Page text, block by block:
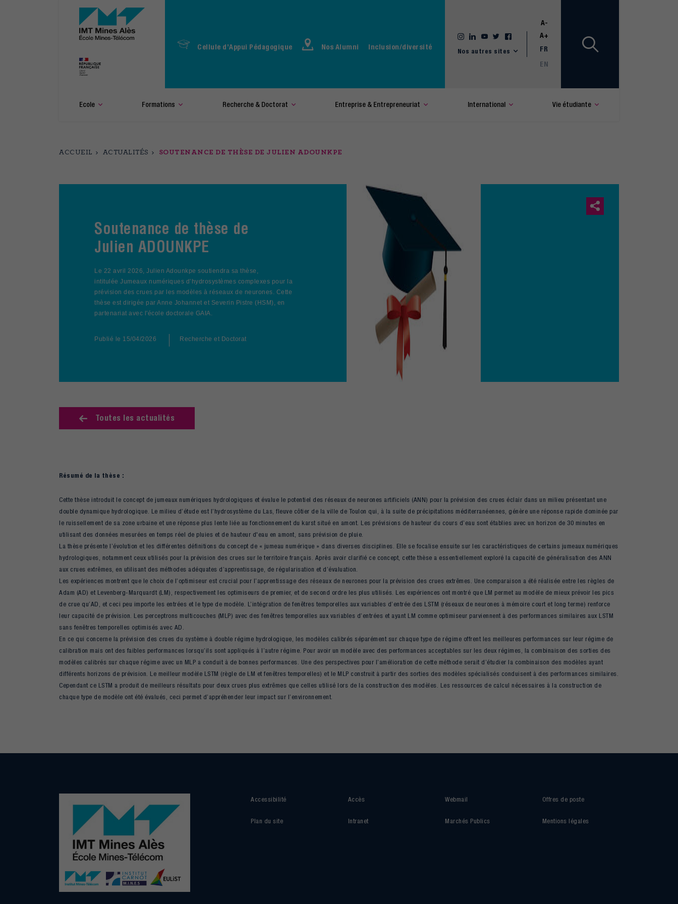
Cellule d’Appui Pédagogique Nos Alumni Inclusion/diversité
Nos autres sites
A-
A+
FR
EN
Ecole Formations Recherche & Doctorat Entreprise & Entrepreneuriat International Vie étudiante
ACCUEIL ACTUALITÉS SOUTENANCE DE THÈSE DE JULIEN ADOUNKPE
Soutenance de thèse de
Julien ADOUNKPE
Le 22 avril 2026, Julien Adounkpe soutiendra sa thèse,
intitulée Jumeaux numériques d’hydrosystèmes complexes pour la
prévision des crues par les modèles à réseaux de neurones. Cette
thèse est dirigée par Anne Johannet et Severin Pistre (HSM), en
partenariat avec l'école doctorale GAIA.
Publié le 15/04/2026 Recherche et Doctorat
Toutes les actualités
Résumé de la thèse :
Cette thèse introduit le concept de jumeaux numériques hydrologiques et évalue le potentiel des réseaux de neurones artificiels (ANN) pour la prévision des crues éclair dans un milieu présentant une
double dynamique hydrologique. Le milieu d’étude est l’hydrosystème du Las, fleuve côtier de la ville de Toulon qui, à la suite de précipitations méditerranéennes, génère une réponse rapide dominée par
le ruissellement de sa zone urbaine et une réponse plus lente liée au fonctionnement du karst situé en amont. Les prévisions de hauteur du cours d’eau sont établies avec un horizon de 30 minutes en
utilisant des données mesurées en temps réel de pluies et de hauteur d'eau en amont, sans prévision de pluie.
La thèse présente l’évolution et les différentes définitions du concept de « jumeau numérique » dans diverses disciplines. Elle se focalise ensuite sur les caractéristiques de certains jumeaux numériques
hydrologiques, notamment ceux utilisés pour la prévision des crues sur le territoire français. Après avoir clarifié ce concept, cette thèse a essentiellement exploré la capacité de généralisation des ANN
aux crues extrêmes, en utilisant des méthodes adéquates d’apprentissage, de régularisation et d’évaluation.
Les expériences montrent que le choix de l’optimiseur est crucial pour l’apprentissage des réseaux de neurones pour la prévision des crues extrêmes. Une comparaison a été réalisée entre les règles de
Adam (AD) et Levenberg-Marquardt (LM), respectivement les optimiseurs de premier, et de second ordre les plus utilisés. Les expériences ont montré que LM permet au modèle de mieux prévoir les pics
de crue qu’AD, et ceci peu importe les entrées et le type de modèle. L’intégration de fenêtres temporelles aux variables d’entrée des LSTM (réseaux de neurones à mémoire court et long terme) renforce
leur capacité de prévision. Les perceptrons multicouches (MLP) avec des fenêtres temporelles aux variables d’entrées et ayant LM comme optimiseur parviennent à des performances similaires aux LSTM
sans fenêtres temporelles optimisés avec AD.
En ce qui concerne la prévision des crues du système à double régime hydrologique, les modèles calibrés séparément sur chaque type de régime offrent les meilleures performances sur leur régime de
calibration mais ont des faibles performances lorsqu’ils sont appliqués à l’autre régime. Pour avoir un modèle avec des performances acceptables sur les deux régimes, la combinaison des sorties des
modèles calibrés sur chaque régime avec un MLP a conduit à de bonnes performances. Une des perspectives pour l’amélioration de cette méthode serait d’étudier la combinaison des modèles ayant
différents horizons de prévision. Le meilleur modèle LSTM (règle de LM et fenêtres temporelles) et le MLP construit à partir des sorties des modèles spécialisés conduisent à des performances similaires.
Cependant ce LSTM a produit de meilleurs résultats pour deux crues plus extrêmes que celles utilisé lors de la construction des modèles. Les ressources de calcul nécessaires à la construction de
chaque type de modèle ont été évalués, ceci permet d’appréhender leur impact sur l’environnement.
Accessibilité
Plan du site
Accès
Intranet
Webmail
Marchés Publics
Offres de poste
Mentions légales